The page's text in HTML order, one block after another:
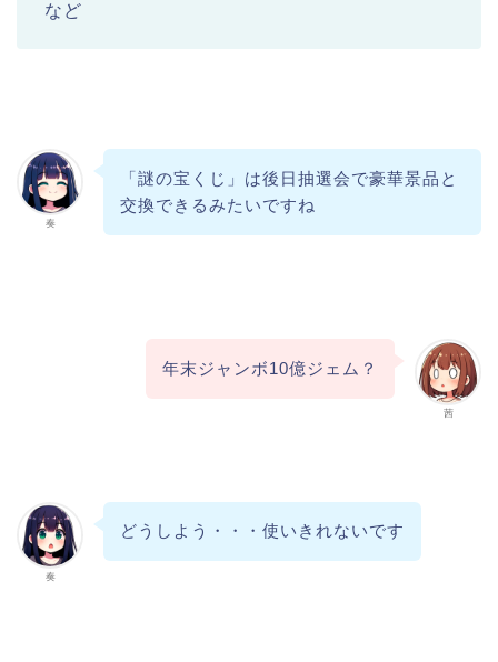
など
奏
「謎の宝くじ」は後日抽選会で豪華景品と
交換できるみたいですね
茜
年末ジャンボ10億ジェム？
奏
どうしよう・・・使いきれないです